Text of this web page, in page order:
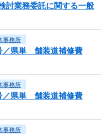
業務委託に関する一般
事務所
／県単 舗装道補修費
事務所
／県単 舗装道補修費
事務所